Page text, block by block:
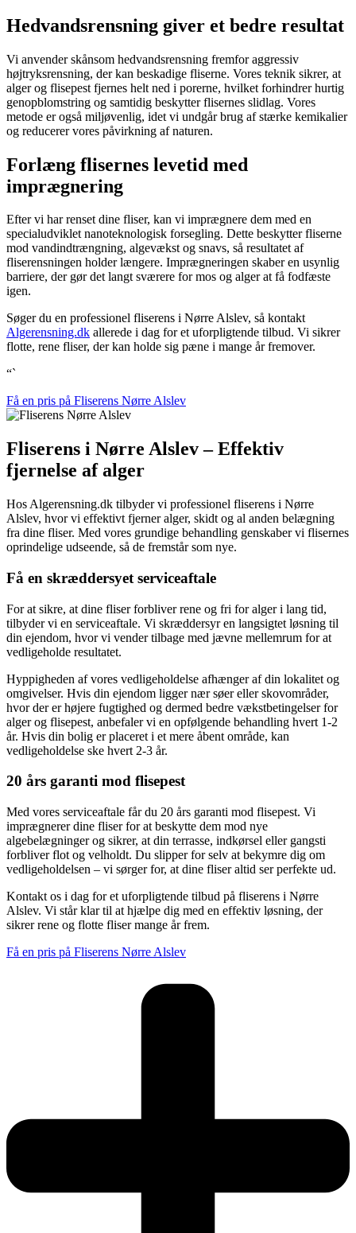
Hedvandsrensning giver et bedre resultat
Vi anvender skånsom hedvandsrensning fremfor aggressiv
højtryksrensning, der kan beskadige fliserne. Vores teknik sikrer, at
alger og flisepest fjernes helt ned i porerne, hvilket forhindrer hurtig
genopblomstring og samtidig beskytter flisernes slidlag. Vores
metode er også miljøvenlig, idet vi undgår brug af stærke kemikalier
og reducerer vores påvirkning af naturen.
Forlæng flisernes levetid med
imprægnering
Efter vi har renset dine fliser, kan vi imprægnere dem med en
specialudviklet nanoteknologisk forsegling. Dette beskytter fliserne
mod vandindtrængning, algevækst og snavs, så resultatet af
fliserensningen holder længere. Imprægneringen skaber en usynlig
barriere, der gør det langt sværere for mos og alger at få fodfæste
igen.
Søger du en professionel fliserens i Nørre Alslev, så kontakt
Algerensning.dk allerede i dag for et uforpligtende tilbud. Vi sikrer
flotte, rene fliser, der kan holde sig pæne i mange år fremover.
“`
Få en pris på Fliserens Nørre Alslev
Fliserens i Nørre Alslev – Effektiv
fjernelse af alger
Hos Algerensning.dk tilbyder vi professionel fliserens i Nørre
Alslev, hvor vi effektivt fjerner alger, skidt og al anden belægning
fra dine fliser. Med vores grundige behandling genskaber vi flisernes
oprindelige udseende, så de fremstår som nye.
Få en skræddersyet serviceaftale
For at sikre, at dine fliser forbliver rene og fri for alger i lang tid,
tilbyder vi en serviceaftale. Vi skræddersyr en langsigtet løsning til
din ejendom, hvor vi vender tilbage med jævne mellemrum for at
vedligeholde resultatet.
Hyppigheden af vores vedligeholdelse afhænger af din lokalitet og
omgivelser. Hvis din ejendom ligger nær søer eller skovområder,
hvor der er højere fugtighed og dermed bedre vækstbetingelser for
alger og flisepest, anbefaler vi en opfølgende behandling hvert 1-2
år. Hvis din bolig er placeret i et mere åbent område, kan
vedligeholdelse ske hvert 2-3 år.
20 års garanti mod flisepest
Med vores serviceaftale får du 20 års garanti mod flisepest. Vi
imprægnerer dine fliser for at beskytte dem mod nye
algebelægninger og sikrer, at din terrasse, indkørsel eller gangsti
forbliver flot og velholdt. Du slipper for selv at bekymre dig om
vedligeholdelsen – vi sørger for, at dine fliser altid ser perfekte ud.
Kontakt os i dag for et uforpligtende tilbud på fliserens i Nørre
Alslev. Vi står klar til at hjælpe dig med en effektiv løsning, der
sikrer rene og flotte fliser mange år frem.
Få en pris på Fliserens Nørre Alslev